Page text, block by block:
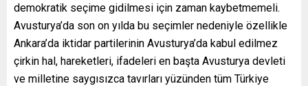
demokratik seçime gidilmesi için zaman kaybetmemeli.
Avusturya’da son on yılda bu seçimler nedeniyle özellikle
Ankara’da iktidar partilerinin Avusturya’da kabul edilmez
çirkin hal, hareketleri, ifadeleri en başta Avusturya devleti
ve milletine saygısızca tavırları yüzünden tüm Türkiye